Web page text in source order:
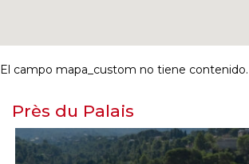
El campo mapa_custom no tiene contenido.
Près du Palais